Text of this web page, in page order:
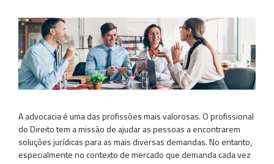
A advocacia é uma das profissões mais valorosas. O profissional
do Direito tem a missão de ajudar as pessoas a encontrarem
soluções jurídicas para as mais diversas demandas. No entanto,
especialmente no contexto de mercado que demanda cada vez